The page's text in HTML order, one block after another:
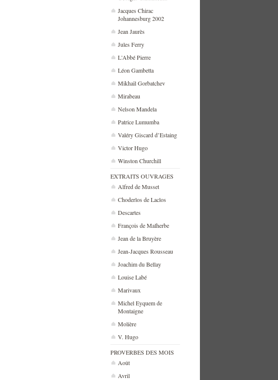
Jacques Chirac
Johannesburg 2002
Jean Jaurès
Jules Ferry
L'Abbé Pierre
Léon Gambetta
Mikhaïl Gorbatchev
Mirabeau
Nelson Mandela
Patrice Lumumba
Valéry Giscard d’Estaing
Victor Hugo
Winston Churchill
EXTRAITS OUVRAGES
Alfred de Musset
Choderlos de Laclos
Descartes
François de Malherbe
Jean de la Bruyère
Jean-Jacques Rousseau
Joachim du Bellay
Louise Labé
Marivaux
Michel Eyquem de
Montaigne
Molière
V. Hugo
PROVERBES DES MOIS
Août
Avril